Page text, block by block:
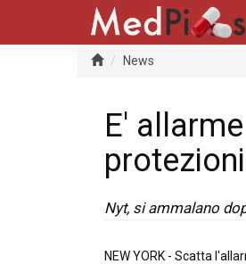
News
E'
Nyt, si ammalano
NEW YORK - Scatta